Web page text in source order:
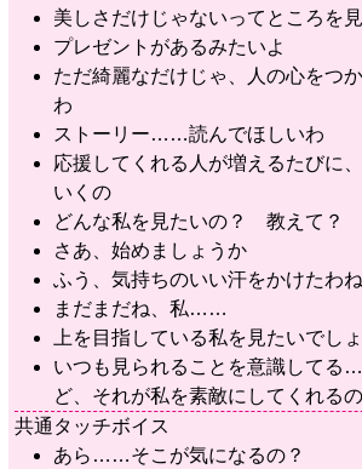
美しさだけじゃないってところを
プレゼントがあるみたいよ
ただ綺麗なだけじゃ、人の心をつ
わ
ストーリー……読んでほしいわ
応援してくれる人が増えるたびに
いくの
どんな私を見たいの？ 教えて？
さあ、始めましょうか
ふう、気持ちのいい汗をかけたわね
まだまだね、私……
上を目指している私を見たいでし
いつも見られることを意識してる
ど、それが私を素敵にしてくれるの
共通タッチボイス
あら……そこが気になるの？